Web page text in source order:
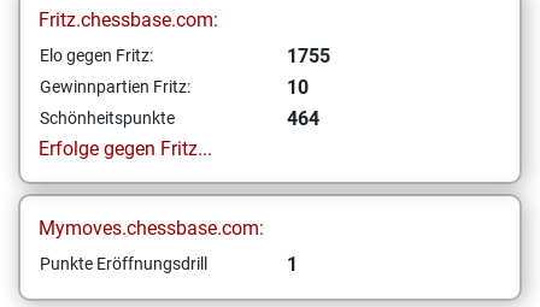
Fritz.chessbase.com:
Elo gegen Fritz: 1755
Gewinnpartien Fritz: 10
Schönheitspunkte
464
Erfolge gegen Fritz...
Mymoves.chessbase.com:
Punkte Eröffnungsdrill 1